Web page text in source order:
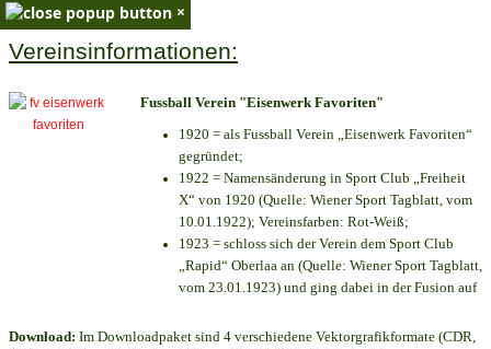
×
Vereinsinformationen:
Fussball Verein "Eisenwerk Favoriten"
1920 = als Fussball Verein „Eisenwerk Favoriten“
gegründet;
1922 = Namensänderung in Sport Club „Freiheit
X“ von 1920 (Quelle: Wiener Sport Tagblatt, vom
10.01.1922); Vereinsfarben: Rot-Weiß;
1923 = schloss sich der Verein dem Sport Club
„Rapid“ Oberlaa an (Quelle: Wiener Sport Tagblatt,
vom 23.01.1923) und ging dabei in der Fusion auf
Download: Im Downloadpaket sind 4 verschiedene Vektorgrafikformate (CDR,